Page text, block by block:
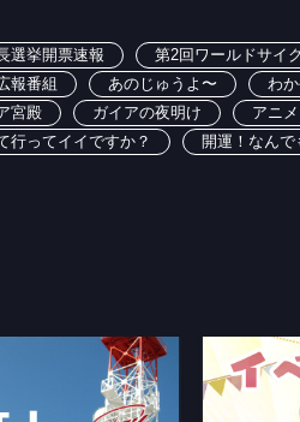
選挙開票速報 第2回ワールドサイ
報番組
あのじゅうよ〜 わ
宮殿
ガイアの夜明け アニメ
行ってイイですか？
開運！なんで